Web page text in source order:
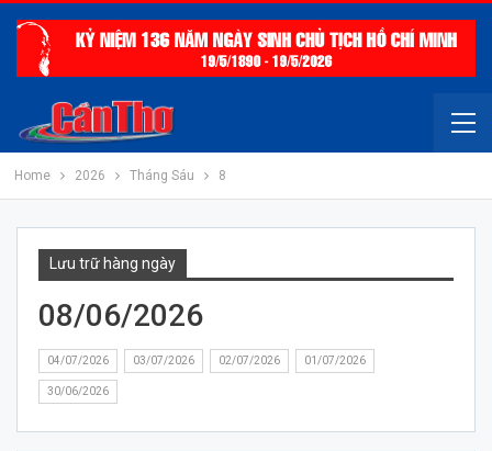
Home 2026 Tháng Sáu 8
Lưu trữ hàng ngày
08/06/2026
04/07/2026 03/07/2026 02/07/2026 01/07/2026
30/06/2026